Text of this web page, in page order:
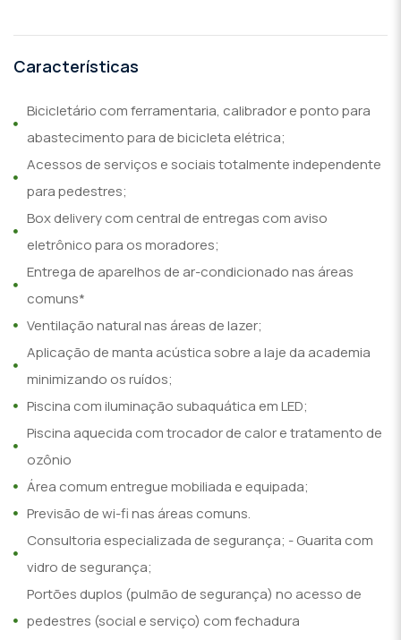
Características
Bicicletário com ferramentaria, calibrador e ponto para
abastecimento para de bicicleta elétrica;
Acessos de serviços e sociais totalmente independente
para pedestres;
Box delivery com central de entregas com aviso
eletrônico para os moradores;
Entrega de aparelhos de ar-condicionado nas áreas
comuns*
Ventilação natural nas áreas de lazer;
Aplicação de manta acústica sobre a laje da academia
minimizando os ruídos;
Piscina com iluminação subaquática em LED;
Piscina aquecida com trocador de calor e tratamento de
ozônio
Área comum entregue mobiliada e equipada;
Previsão de wi-fi nas áreas comuns.
Consultoria especializada de segurança; - Guarita com
vidro de segurança;
Portões duplos (pulmão de segurança) no acesso de
pedestres (social e serviço) com fechadura